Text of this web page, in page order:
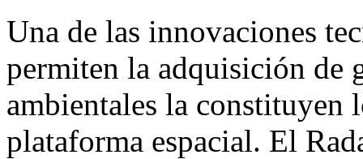
Una de las innovaciones
permiten la adquisición de
ambientales la constituyen
plataforma espacial. El